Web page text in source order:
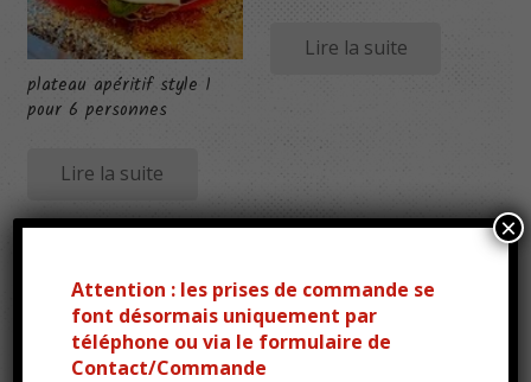
plateau apéritif style 1
pour 6 personnes
Lire la suite
Lire la suite
Attention : les prises de commande se
font désormais uniquement par
téléphone ou via le formulaire de
Contact/Commande
×